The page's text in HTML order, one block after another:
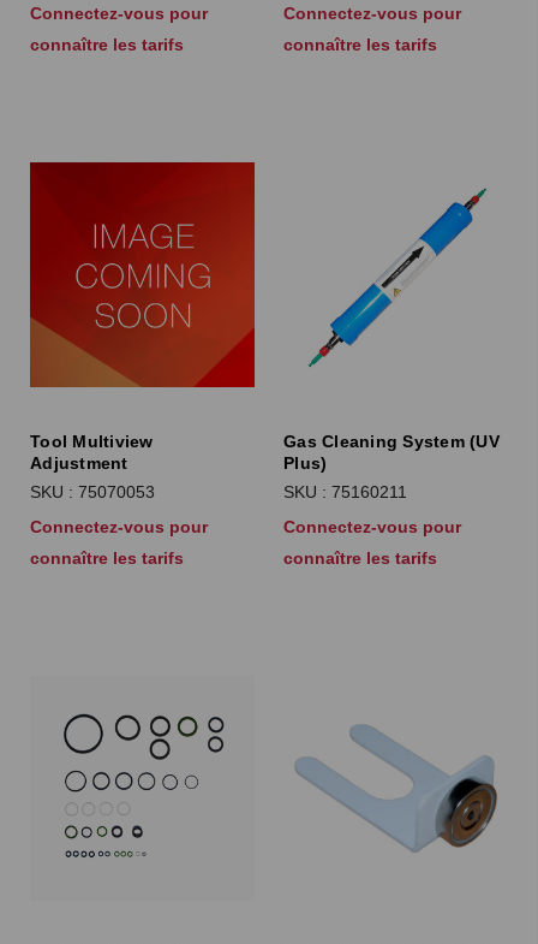
Connectez-vous pour
connaître les tarifs
Connectez-vous pour
connaître les tarifs
Tool Multiview
Adjustment
SKU : 75070053
Connectez-vous pour
connaître les tarifs
Gas Cleaning System (UV
Plus)
SKU : 75160211
Connectez-vous pour
connaître les tarifs